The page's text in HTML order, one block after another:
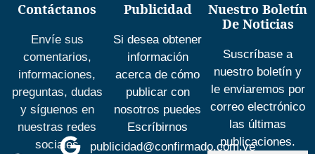
Contáctanos
Envíe sus
comentarios,
informaciones,
preguntas, dudas
y síguenos en
nuestras redes
sociales
Publicidad
Si desea obtener
información
acerca de cómo
publicar con
nosotros puedes
Escríbirnos
publicidad@confirmado.com.ve
Nuestro Boletín
De Noticias
Suscríbase a
nuestro boletín y
le enviaremos por
correo electrónico
las últimas
publicaciones.